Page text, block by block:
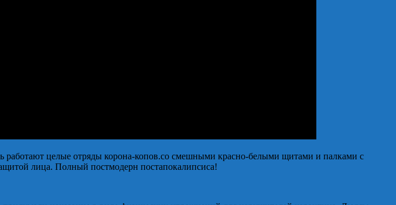
работают целые отряды корона-копов.со смешными красно-белыми щитами и палками с
лица. Полный постмодерн постапокалипсиса!